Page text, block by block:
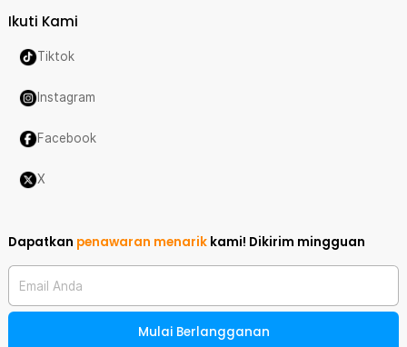
Ikuti Kami
Tiktok
Instagram
Facebook
X
Dapatkan penawaran menarik kami! Dikirim mingguan
Email Anda
Mulai Berlangganan